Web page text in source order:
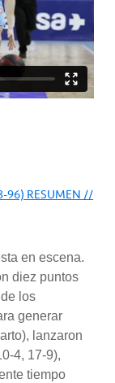
96) RESUMEN //
en escena.
diez puntos
los
generar
lanzaron
4, 17-9),
tiempo